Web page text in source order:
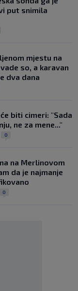
put snimila
mjestu na
so, a karavan
dva dana
biti cimeri: "Sada
ne za mene..."
0
na Merlinovom
da je najmanje
0